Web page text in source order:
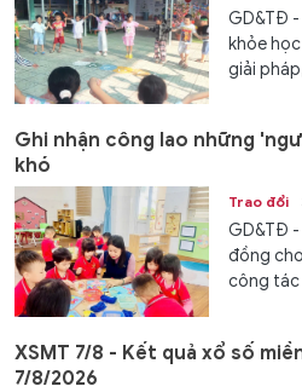
GD&TĐ
khỏe
giải
Ghi nhận công lao những
khó
Trao đổi
GD&TĐ
đồng
công tác
XSMT 7/8 - Kết quả xổ số
7/8/2026